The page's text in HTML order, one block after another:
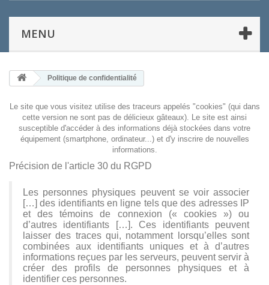
MENU
Politique de confidentialité
Le site que vous visitez utilise des traceurs appelés "cookies" (qui dans
cette version ne sont pas de délicieux gâteaux). Le site est ainsi
susceptible d'accéder à des informations déjà stockées dans votre
équipement (smartphone, ordinateur...) et d'y inscrire de nouvelles
informations.
Précision de l'article 30 du RGPD
Les personnes physiques peuvent se voir associer
[…] des identifiants en ligne tels que des adresses IP
et des témoins de connexion (« cookies ») ou
d’autres identifiants […]. Ces identifiants peuvent
laisser des traces qui, notamment lorsqu’elles sont
combinées aux identifiants uniques et à d’autres
informations reçues par les serveurs, peuvent servir à
créer des profils de personnes physiques et à
identifier ces personnes.